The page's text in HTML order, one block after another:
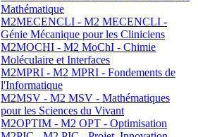
Mathématique
M2MECENCLI - M2 MECENCLI -
Génie Mécanique pour les Cliniciens
M2MOCHI - M2 MoChI - Chimie
Moléculaire et Interfaces
M2MPRI - M2 MPRI - Fondements de
l'Informatique
M2MSV - M2 MSV - Mathématiques
pour les Sciences du Vivant
M2OPTIM - M2 OPT - Optimisation